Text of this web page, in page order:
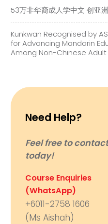
53万非华裔成人学中文 创亚
Kunkwan Recognised by
for Advancing Mandarin
Among Non-Chinese Adult
Need Help?
Feel free to
today!
Course Enquiries
(WhatsApp)
+6011-2758 1606
(Ms Aishah)